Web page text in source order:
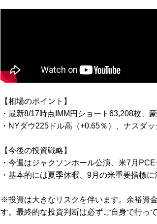
【相場のポイント】
・最新8/17時点IMM円ショート63,208枚、
・NYダウ225ドル高（+0.65％）、ナスダ
【今後の投資戦略】
・今週はジャクソンホール公演、米7月PCE
・基本的には夏季休暇、9月の米重要指標に
※投資は大きなリスクを伴います。余裕資
す。最終的な投資判断は必ずご自身で行っ